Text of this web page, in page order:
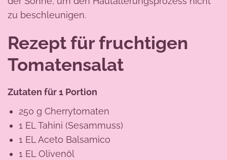
zu beschleunigen.
Rezept für fruchtigen
Tomatensalat
Zutaten für 1 Portion
250 g Cherrytomaten
1 EL Tahini (Sesammuss)
1 EL Aceto Balsamico
1 EL Olivenöl